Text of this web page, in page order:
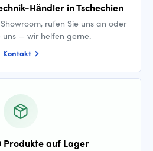
Händler in Tschechien
rufen Sie uns an oder
uns — wir helfen gerne.
Kontakt
Produkte auf Lager